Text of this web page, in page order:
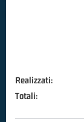
Realizzati:
Totali: